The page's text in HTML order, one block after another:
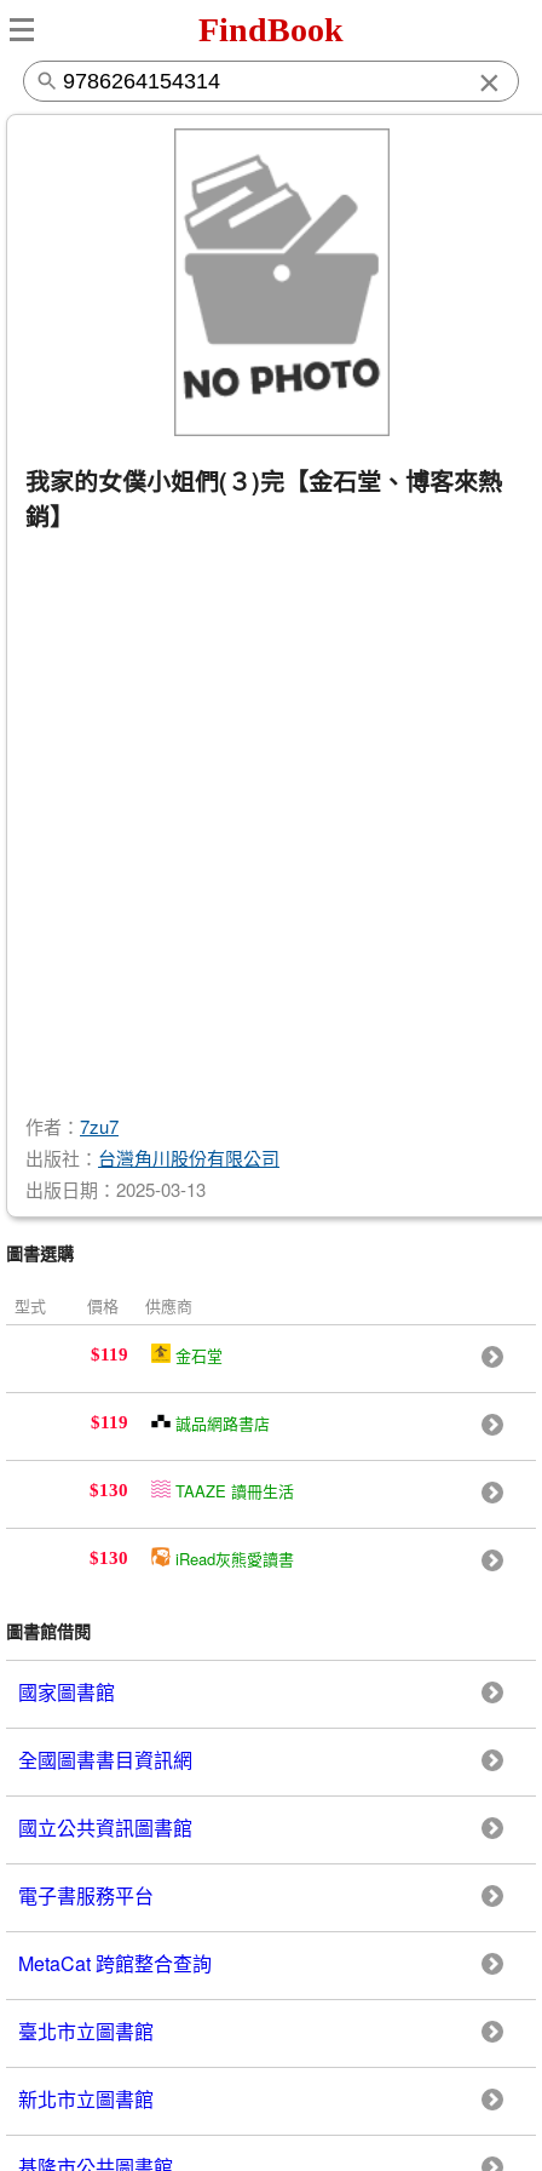
FindBook
×
我家的女僕小姐們(３)完【金石堂、博客來熱
銷】
作者： 7zu7
出版社： 台灣角川股份有限公司
出版日期：2025-03-13
圖書選購
型式 價格 供應商
$119 金石堂
$119 誠品網路書店
$130 TAAZE 讀冊生活
$130 iRead灰熊愛讀書
圖書館借閱
國家圖書館
全國圖書書目資訊網
國立公共資訊圖書館
電子書服務平台
MetaCat 跨館整合查詢
臺北市立圖書館
新北市立圖書館